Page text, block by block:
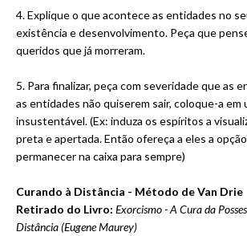
4. Explique o que acontece as entidades no
existência e desenvolvimento. Peça que
queridos que já morreram.
5. Para finalizar, peça com severidade que as
as entidades não quiserem sair, coloque-a em
insustentável. (Ex: induza os espíritos a
preta e apertada. Então ofereça a eles a
permanecer na caixa para sempre)
Curando à Distância - Método de Van Drie
Retirado do Livro: Exorcismo - A Cura da
Distância (Eugene Maurey)